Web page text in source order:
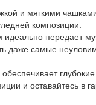
и мягкими
композиции.
передает
даже самые
глубокие
и оставайтесь в